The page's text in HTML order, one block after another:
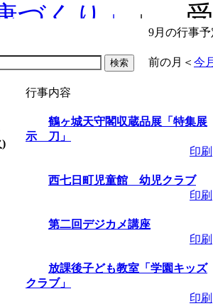
づくり」
」 受
て交流広場「
07/09～
姫のこびる塾
受付期間：～
て講座「ばん
10～2026/08/
て交流広場「
9月の行事予
前の月 ＜ 今
行事内容
)
鶴ヶ城天守閣収蔵品展「特集展
示 刀」
印刷
西七日町児童館 幼児クラブ
印刷
第二回デジカメ講座
印刷
放課後子ども教室「学園キッズ
クラブ」
印刷